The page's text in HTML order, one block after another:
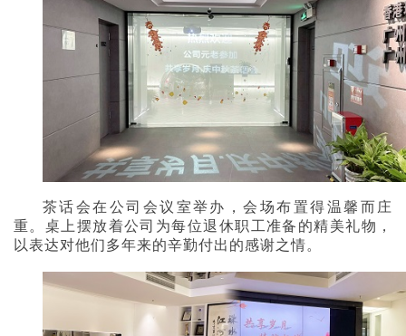
茶话会在公司会议室举办，会场布置得温馨而庄
重。桌上摆放着公司为每位退休职工准备的精美礼物，
以表达对他们多年来的辛勤付出的感谢之情。